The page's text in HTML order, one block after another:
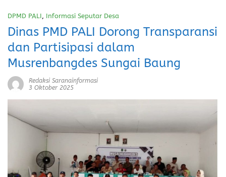
DPMD PALI, Informasi Seputar Desa
Dinas PMD PALI Dorong Transparansi
dan Partisipasi dalam
Musrenbangdes Sungai Baung
Redaksi Saranainformasi
3 Oktober 2025